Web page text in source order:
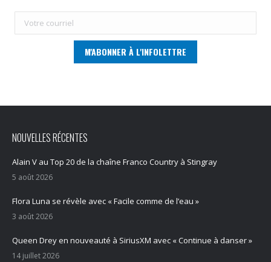
NOUVELLES RÉCENTES
Alain V au Top 20 de la chaîne Franco Country à Stingray
5 août 2026
Flora Luna se révèle avec « Facile comme de l’eau »
3 août 2026
Queen Drey en nouveauté à SiriusXM avec « Continue à danser »
14 juillet 2026